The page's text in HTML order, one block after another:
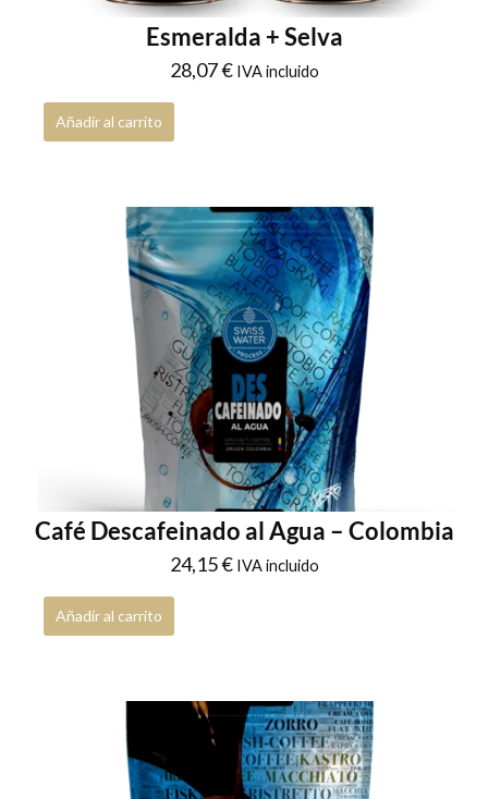
Esmeralda + Selva
28,07€ IVA incluido
Añadir al carrito
Café Descafeinado al Agua – Colombia
24,15€ IVA incluido
Añadir al carrito